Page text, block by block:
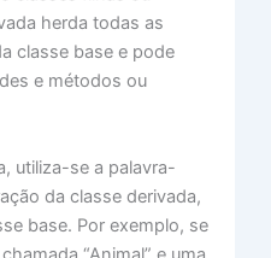
herda todas as
classe base e pode
e métodos ou
utiliza-se a palavra-
da classe derivada,
base. Por exemplo, se